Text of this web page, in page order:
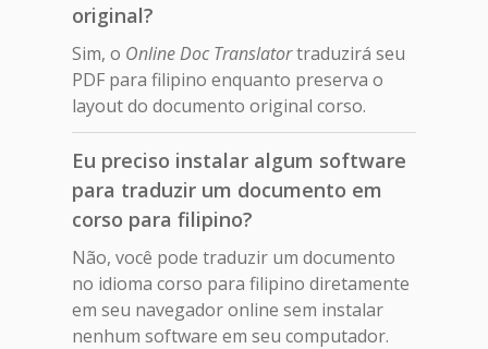
original?
Sim, o Online Doc Translatortraduzirá seu
PDF para filipino enquanto preserva o
layout do documento original corso.
Eu preciso instalar algum software
para traduzir um documento em
corso para filipino?
Não, você pode traduzir um documento
no idioma corso para filipino diretamente
em seu navegador online sem instalar
nenhum software em seu computador.